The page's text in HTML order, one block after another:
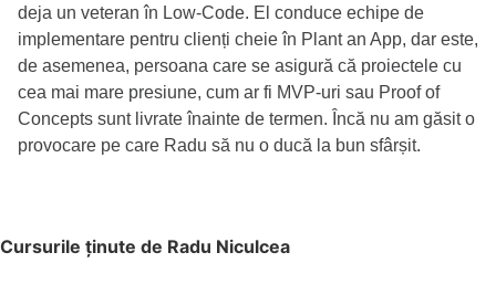
deja un veteran în Low-Code. El conduce echipe de
implementare pentru clienți cheie în Plant an App, dar este,
de asemenea, persoana care se asigură că proiectele cu
cea mai mare presiune, cum ar fi MVP-uri sau Proof of
Concepts sunt livrate înainte de termen. Încă nu am găsit o
provocare pe care Radu să nu o ducă la bun sfârșit.
Cursurile ținute de Radu Niculcea